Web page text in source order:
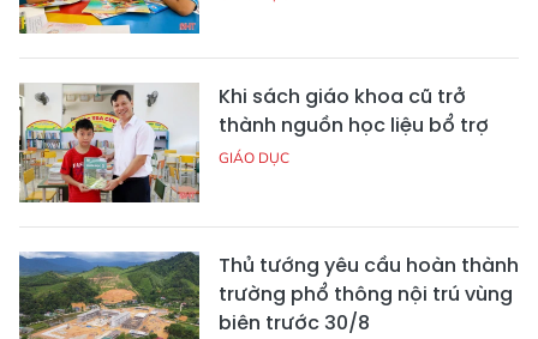
Khi sách giáo khoa cũ trở
thành nguồn học liệu bổ trợ
GIÁO DỤC
Thủ tướng yêu cầu hoàn thành
trường phổ thông nội trú vùng
biên trước 30/8